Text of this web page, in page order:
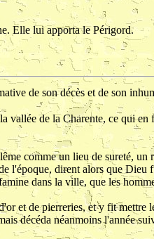
Elle lui apporta le Périgord.
de son décès et de son
vallée de la Charente, ce qui en
comme un lieu de sureté, un
l'époque, dirent alors que Dieu
dans la ville, que les
et de pierreries, et y fit mettre
décéda néanmoins l'année